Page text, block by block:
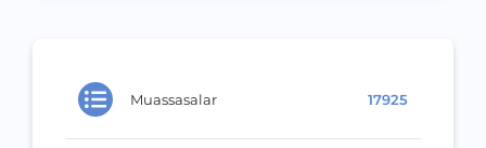
Muassasalar 17925